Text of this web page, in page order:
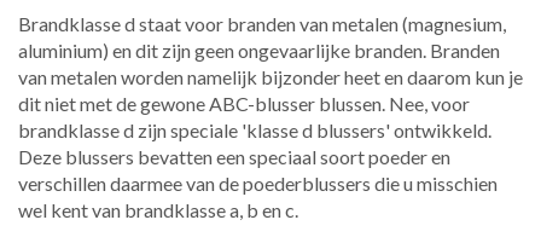
Brandklasse d staat voor branden van metalen (magnesium,
aluminium) en dit zijn geen ongevaarlijke branden. Branden
van metalen worden namelijk bijzonder heet en daarom kun je
dit niet met de gewone ABC-blusser blussen. Nee, voor
brandklasse d zijn speciale 'klasse d blussers' ontwikkeld.
Deze blussers bevatten een speciaal soort poeder en
verschillen daarmee van de poederblussers die u misschien
wel kent van brandklasse a, b en c.